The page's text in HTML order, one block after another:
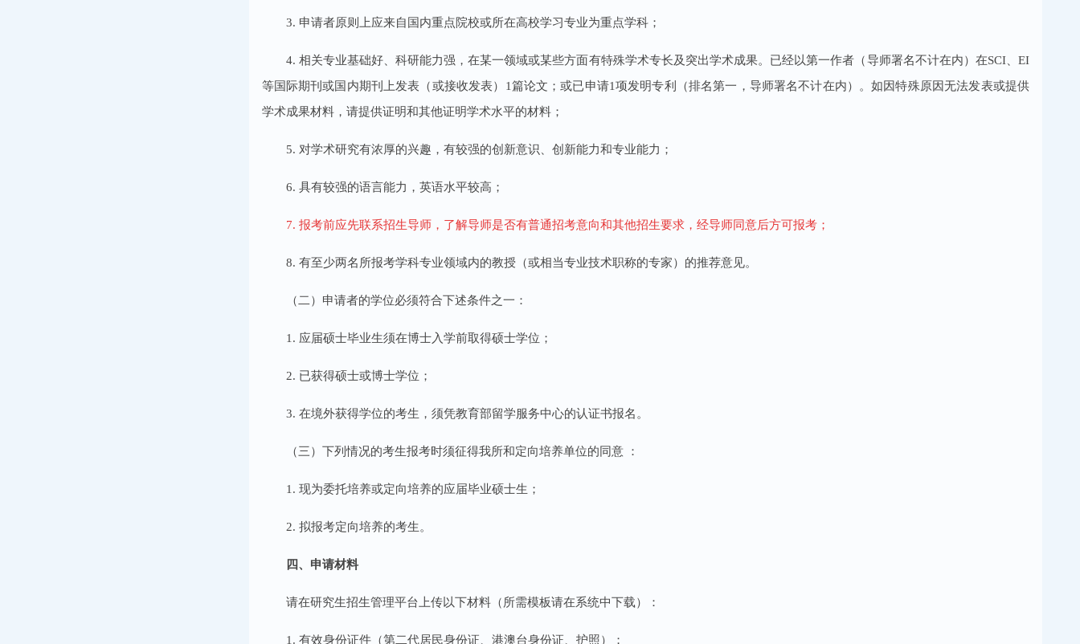
3. 申请者原则上应来自国内重点院校或所在高校学习专业为重点学科；
4. 相关专业基础好、科研能力强，在某一领域或某些方面有特殊学术专长及突出学术成果。已经以第一作者（导师署名不计在内）在SCI、EI
等国际期刊或国内期刊上发表（或接收发表）1篇论文；或已申请1项发明专利（排名第一，导师署名不计在内）。如因特殊原因无法发表或提供
学术成果材料，请提供证明和其他证明学术水平的材料；
5. 对学术研究有浓厚的兴趣，有较强的创新意识、创新能力和专业能力；
6. 具有较强的语言能力，英语水平较高；
7. 报考前应先联系招生导师，了解导师是否有普通招考意向和其他招生要求，经导师同意后方可报考；
8. 有至少两名所报考学科专业领域内的教授（或相当专业技术职称的专家）的推荐意见。
（二）申请者的学位必须符合下述条件之一：
1. 应届硕士毕业生须在博士入学前取得硕士学位；
2. 已获得硕士或博士学位；
3. 在境外获得学位的考生，须凭教育部留学服务中心的认证书报名。
（三）下列情况的考生报考时须征得我所和定向培养单位的同意 ：
1. 现为委托培养或定向培养的应届毕业硕士生；
2. 拟报考定向培养的考生。
四、申请材料
请在研究生招生管理平台上传以下材料（所需模板请在系统中下载）：
1. 有效身份证件（第二代居民身份证、港澳台身份证、护照）；